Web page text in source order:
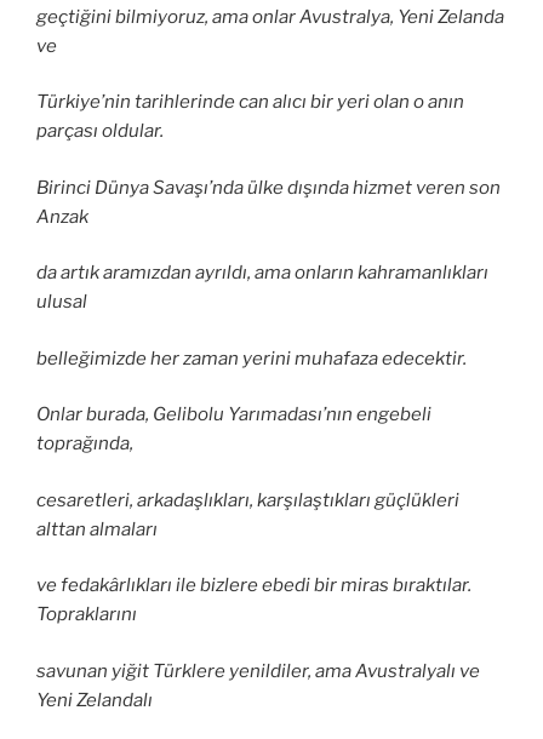
geçtiğini bilmiyoruz, ama onlar Avustralya, Yeni Zelanda
ve
Türkiye’nin tarihlerinde can alıcı bir yeri olan o anın
parçası oldular.
Birinci Dünya Savaşı’nda ülke dışında hizmet veren son
Anzak
da artık aramızdan ayrıldı, ama onların kahramanlıkları
ulusal
belleğimizde her zaman yerini muhafaza edecektir.
Onlar burada, Gelibolu Yarımadası’nın engebeli
toprağında,
cesaretleri, arkadaşlıkları, karşılaştıkları güçlükleri
alttan almaları
ve fedakârlıkları ile bizlere ebedi bir miras bıraktılar.
Topraklarını
savunan yiğit Türklere yenildiler, ama Avustralyalı ve
Yeni Zelandalı